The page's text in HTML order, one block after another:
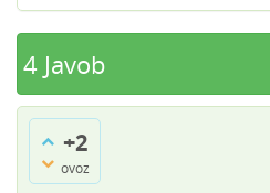
4 Javob
+2
ovoz